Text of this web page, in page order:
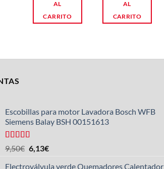
AL
CARRITO
AL
CARRITO
Escobillas para motor Lavadora Bosch WFB
Siemens Balay BSH 00151613
Valorado
con
de
5
9,50€ El
6,13€El
Electroválvula verde Quemadores Calentador